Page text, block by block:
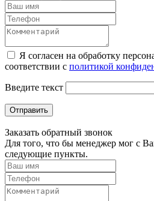
Я согласен на обработку
соответствии с политикой
Введите текст
Отправить
Заказать обратный звонок
Для того, что бы менеджер мог с
следующие пункты.